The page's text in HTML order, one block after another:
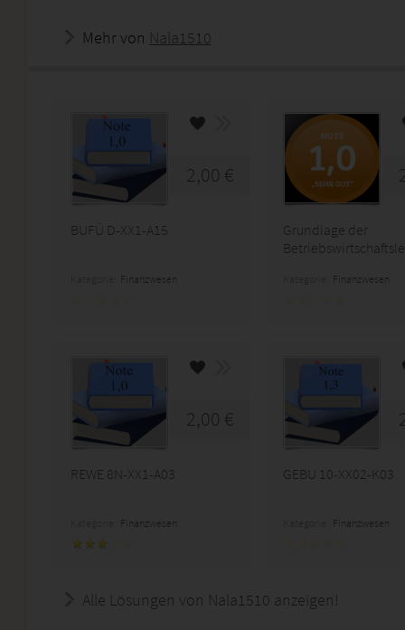
Mehr von Nala1510
2,00 €
BUFÜ D-XX1-A15
Finanzwesen
Grundlage der
Finanzwesen
2,00 €
REWE 8N-XX1-A03
Finanzwesen
GEBU 10-XX02-K03
Finanzwesen
Alle Lösungen von Nala1510 anzeigen!